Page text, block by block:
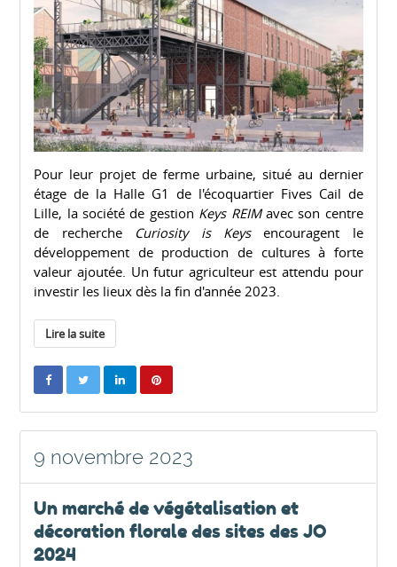
Pour leur projet de ferme urbaine, situé au dernier
étage de la Halle G1 de l'écoquartier Fives Cail de
Lille, la société de gestion Keys REIMavec son centre
de recherche Curiosity is Keysencouragent le
développement de production de cultures à forte
valeur ajoutée. Un futur agriculteur est attendu pour
investir les lieux dès la fin d'année 2023.
Lire la suite
9 novembre 2023
Un marché de végétalisation et
décoration florale des sites des JO
2024